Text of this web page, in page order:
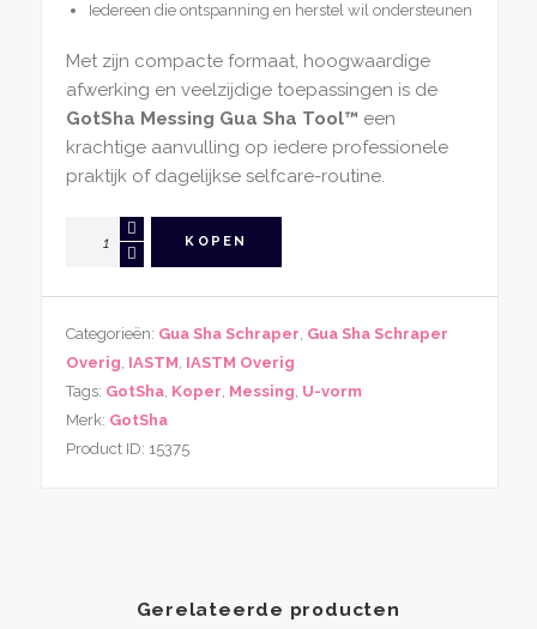
Iedereen die ontspanning en herstel wil ondersteunen
Met zijn compacte formaat, hoogwaardige
afwerking en veelzijdige toepassingen is de
GotSha Messing Gua Sha Tool™ een
krachtige aanvulling op iedere professionele
praktijk of dagelijkse selfcare-routine.
Tool
aantal
KOPEN
Categorieën: Gua Sha Schraper, Gua Sha Schraper
Overig, IASTM, IASTM Overig
Tags: GotSha, Koper, Messing, U-vorm
Merk: GotSha
Product ID: 15375
Gerelateerde producten